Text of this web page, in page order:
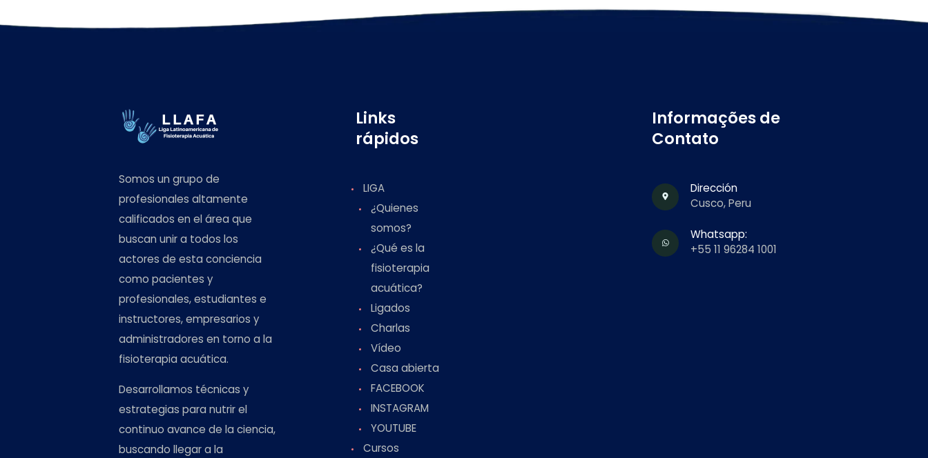
Somos un grupo de
profesionales altamente
calificados en el área que
buscan unir a todos los
actores de esta conciencia
como pacientes y
profesionales, estudiantes e
instructores, empresarios y
administradores en torno a la
fisioterapia acuática.
Desarrollamos técnicas y
estrategias para nutrir el
continuo avance de la ciencia,
buscando llegar a la
Links
rápidos
LIGA
¿Quienes
somos?
¿Qué es la
fisioterapia
acuática?
Ligados
Charlas
Vídeo
Casa abierta
FACEBOOK
INSTAGRAM
YOUTUBE
Cursos
Informações de
Contato
Dirección
Cusco, Peru
Whatsapp:
+55 11 96284 1001